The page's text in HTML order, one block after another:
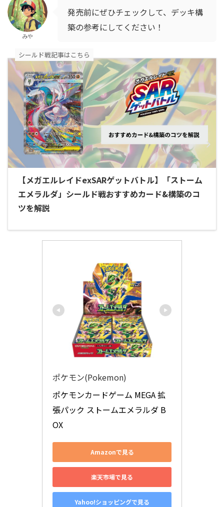
みや
発売前にぜひチェックして、デッキ構
築の参考にしてください！
【メガエルレイドexSARゲットバトル】「ストーム
エメラルダ」シールド戦おすすめカード&構築のコ
ツを解説
シールド戦記事はこちら
ポケモン(Pokemon)
ポケモンカードゲーム MEGA 拡
張パック ストームエメラルダ B
OX
Amazonで見る
楽天市場で見る
Yahoo!ショッピングで見る